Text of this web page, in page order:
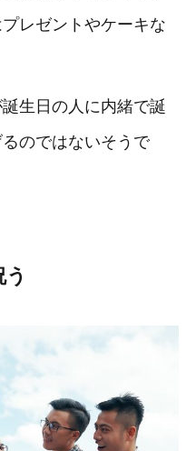
レゼントやケーキな
生日の人に内緒で誕
のではないそうで